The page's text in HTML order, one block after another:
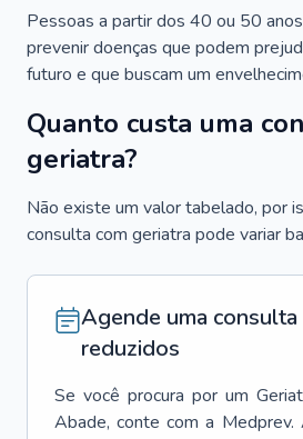
Pessoas a partir dos 40 ou 50
prevenir doenças que podem
futuro e que buscam um
Quanto custa uma
geriatra?
Não existe um valor tabelado, por
consulta com geriatra pode variar
Agende uma
reduzidos
Se você procura por um
Abade, conte com a Medprev.